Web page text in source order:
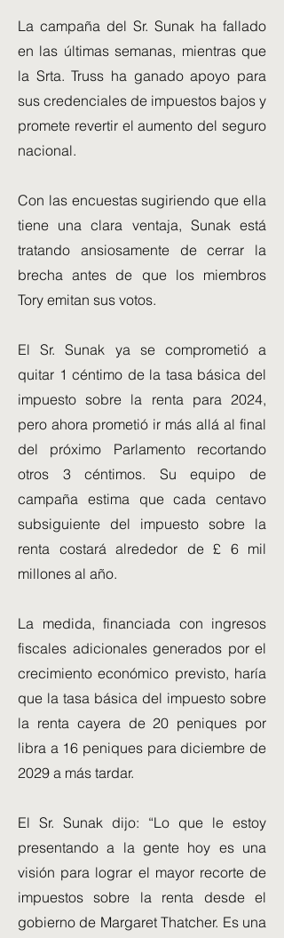
La campaña del Sr. Sunak ha fallado
en las últimas semanas, mientras que
la Srta. Truss ha ganado apoyo para
sus credenciales de impuestos bajos y
promete revertir el aumento del seguro
nacional.
Con las encuestas sugiriendo que ella
tiene una clara ventaja, Sunak está
tratando ansiosamente de cerrar la
brecha antes de que los miembros
Tory emitan sus votos.
El Sr. Sunak ya se comprometió a
quitar 1 céntimo de la tasa básica del
impuesto sobre la renta para 2024,
pero ahora prometió ir más allá al final
del próximo Parlamento recortando
otros 3 céntimos. Su equipo de
campaña estima que cada centavo
subsiguiente del impuesto sobre la
renta costará alrededor de £ 6 mil
millones al año.
La medida, financiada con ingresos
fiscales adicionales generados por el
crecimiento económico previsto, haría
que la tasa básica del impuesto sobre
la renta cayera de 20 peniques por
libra a 16 peniques para diciembre de
2029 a más tardar.
El Sr. Sunak dijo: “Lo que le estoy
presentando a la gente hoy es una
visión para lograr el mayor recorte de
impuestos sobre la renta desde el
gobierno de Margaret Thatcher. Es una